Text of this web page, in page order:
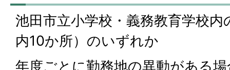
池田市立小学校・義務教育学校内
内10か所）のいずれか
年度ごとに勤務地の異動がある